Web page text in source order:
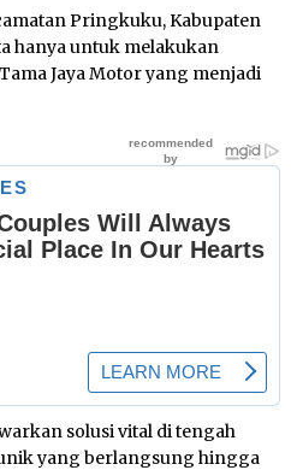
Pringkuku, Kabupaten
hanya untuk melakukan
Jaya Motor yang menjadi
solusi vital di tengah
yang berlangsung hingga